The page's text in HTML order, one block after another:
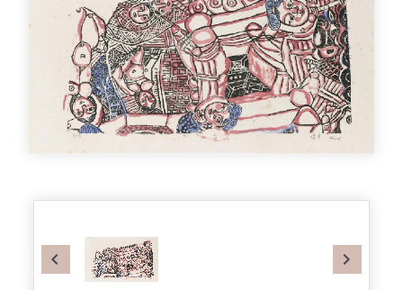
Previous